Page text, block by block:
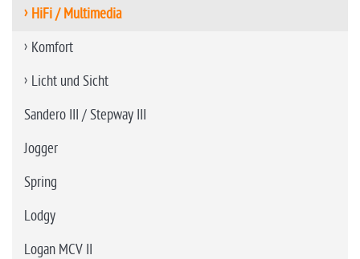
HiFi / Multimedia
Komfort
Licht und Sicht
Sandero III / Stepway III
Jogger
Spring
Lodgy
Logan MCV II